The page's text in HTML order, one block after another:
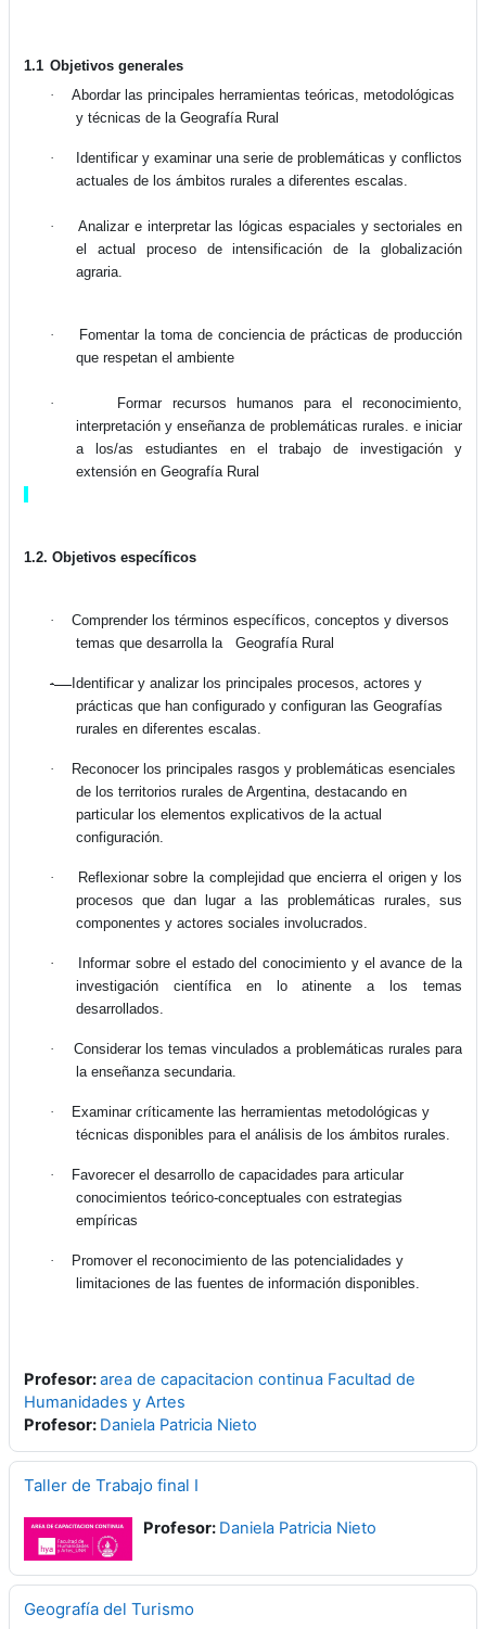
1.1 Objetivos generales
·
Abordar las principales herramientas teóricas, metodológicas
y técnicas de la Geografía Rural
·
Identificar y examinar una serie de problemáticas y conflictos
actuales de los ámbitos rurales a diferentes escalas.
·
Analizar e interpretar las lógicas espaciales y sectoriales en
el actual proceso de intensificación de
laglobalización
agraria.
·
Fomentar la toma de conciencia de prácticas de producción
que respetan el ambiente
·
Formar recursos humanos para el reconocimiento,
interpretación yenseñanzade problemáticas rurales. einiciar
a los/as estudiantes en el trabajo de investigación y
extensión en Geografía Rural
1.2. Objetivos específicos
·
Comprender los términos específicos, conceptos y diversos
temas que desarrolla la
Geografía Rural
·
Identificar y analizar los principales procesos, actores y
prácticas que han configurado y configuran las Geografías
rurales en diferentes escalas.
·
Reconocer los principales rasgos y problemáticas esenciales
de los territorios rurales de Argentina, destacando en
particular los elementos explicativos de la actual
configuración.
·
Reflexionar sobre la complejidad que encierra el origen y los
procesos que dan lugar a las problemáticas rurales, sus
componentes y actores sociales involucrados.
·
Informar sobre el estado del conocimiento y el avance de la
investigación científica en lo atinente a los temas
desarrollados.
·
Considerar los temas vinculados a problemáticas rurales para
la enseñanza secundaria.
·
Examinar críticamente las herramientas metodológicas y
técnicas disponibles para el análisis de los ámbitos rurales.
·
Favorecer el desarrollo de capacidades para articular
conocimientos teórico-conceptuales con estrategias
empíricas
·
Promover el reconocimiento de las potencialidades y
limitaciones de las fuentes de información disponibles.
Profesor:area de capacitacion continua Facultad de
Humanidades y Artes
Profesor: Daniela Patricia Nieto
Taller de Trabajo final I
Profesor: Daniela Patricia Nieto
Geografía del Turismo